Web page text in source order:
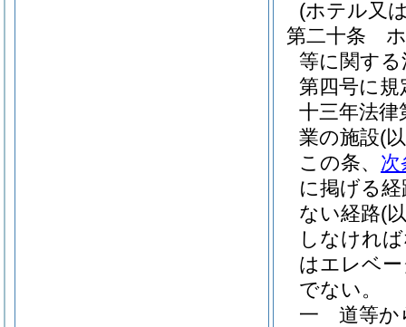
(ホテル又
第二十条
等に関する
第四号に
十三年法律
業の施設(
この条、 次
に掲げる
ない経路(
しなけれ
はエレベ
でない。
一
道等か